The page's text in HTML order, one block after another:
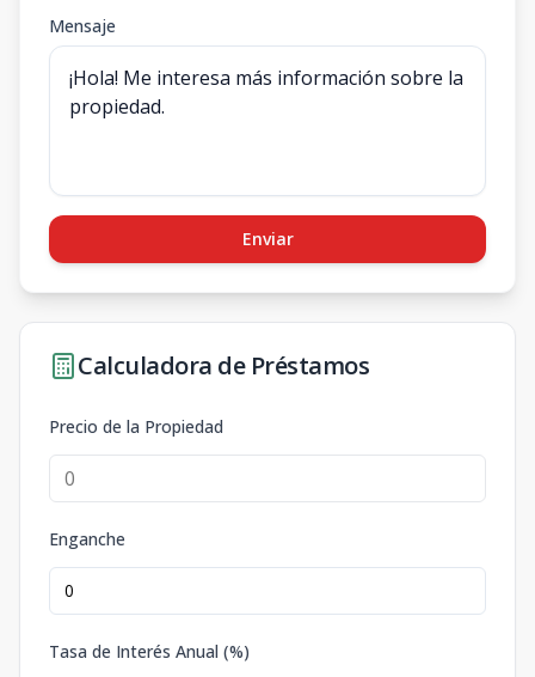
Mensaje
Enviar
Calculadora de Préstamos
Precio de la Propiedad
Enganche
Tasa de Interés Anual (%)